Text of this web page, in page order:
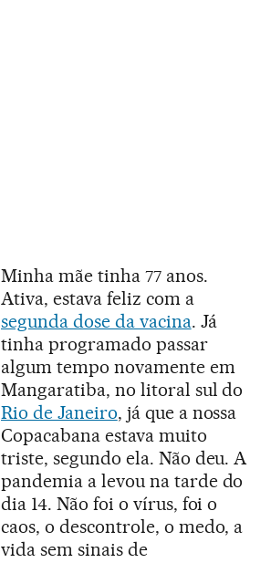
Minha mãe tinha 77 anos.
Ativa, estava feliz com a
segunda dose da vacina. Já
tinha programado passar
algum tempo novamente em
Mangaratiba, no litoral sul do
Rio de Janeiro, já que a nossa
Copacabana estava muito
triste, segundo ela. Não deu. A
pandemia a levou na tarde do
dia 14. Não foi o vírus, foi o
caos, o descontrole, o medo, a
vida sem sinais de